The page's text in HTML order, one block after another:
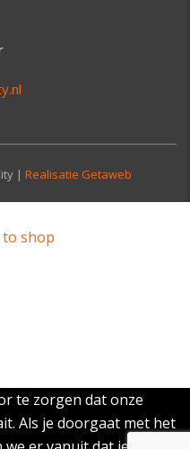
| Realisatie Getaweb
shop
te zorgen dat onze
Als je doorgaat met het